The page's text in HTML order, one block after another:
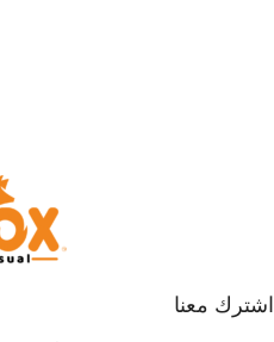
اشترك معنا